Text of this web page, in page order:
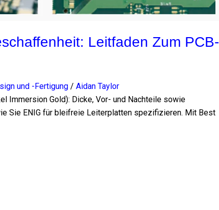
Leitfaden Zum PCB-
und -Fertigung/ Aidan Taylor
Immersion Gold): Dicke, Vor- und Nachteile sowie
Sie ENIG für bleifreie Leiterplatten spezifizieren. Mit Best